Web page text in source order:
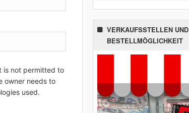
is not permitted to
owner needs to
used.
VERKAUFSSTELLEN UND
BESTELLMÖGLICHKEIT